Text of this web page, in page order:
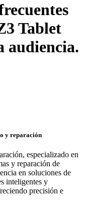
Tablet
audiencia.
y reparación
especializado en
y reparación de
en soluciones de
inteligentes y
precisión e